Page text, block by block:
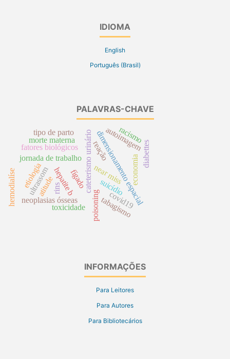
IDIOMA
English
Português (Brasil)
PALAVRAS-CHAVE
hepatite b
neoplasias ósseas poisoning
ultrassom cateterismo urinárionear miss
jornada de trabalho dimensionamento espacial
autoimagem
fatores biológicos
morte materna
economia
suicídio
reação diabettes
hemodialíse
toxicidade
fígado
rins
racismo
tipo de parto
atitude
etiologia
tabagismo
covid19
INFORMAÇÕES
Para Leitores
Para Autores
Para Bibliotecários